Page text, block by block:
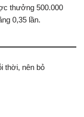
thưởng 500.000
0,35 lần.
thời, nên bỏ